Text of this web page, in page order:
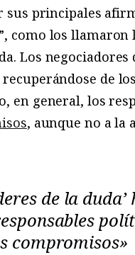
sus principales
como los
Los
de
en general, los
, aunque no a la
de la
compromisos»